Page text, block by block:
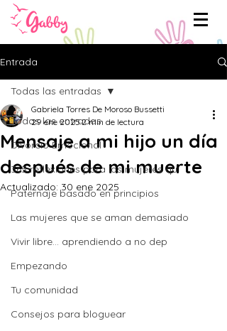
Entrada
Todas las entradas
Divorcio Emocional
365 reflexiones para las mujeres qu
Paternaje basado en principios
Las mujeres que se aman demasiado
Vivir libre... aprendiendo a no dep
Empezando
Tu comunidad
Consejos para bloguear
Todas las entradas
Mensaje a mi hijo un día
después de mi muerte
Gabriela Torres De Moroso Bussetti
29 ene 20252 min de lectura
Actualizado:30 ene 2025